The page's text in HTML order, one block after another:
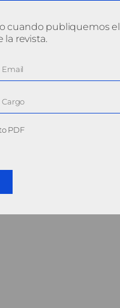
cuando publiquemos el
revista.
PDF